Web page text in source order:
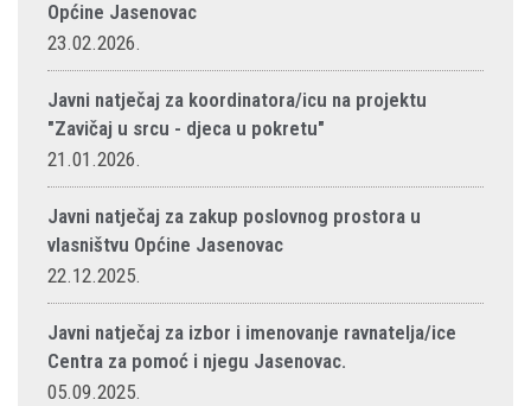
Općine Jasenovac
23.02.2026.
Javni natječaj za koordinatora/icu na projektu
"Zavičaj u srcu - djeca u pokretu"
21.01.2026.
Javni natječaj za zakup poslovnog prostora u
vlasništvu Općine Jasenovac
22.12.2025.
Javni natječaj za izbor i imenovanje ravnatelja/ice
Centra za pomoć i njegu Jasenovac.
05.09.2025.